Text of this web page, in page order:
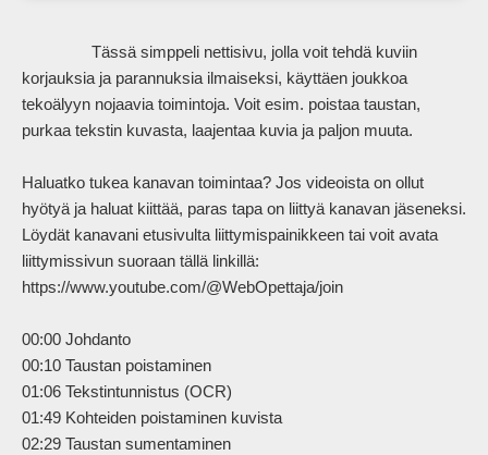
korjauksia ja parannuksia ilmaiseksi, käyttäen joukkoa
tekoälyyn nojaavia toimintoja. Voit esim. poistaa taustan,
purkaa tekstin kuvasta, laajentaa kuvia ja paljon muuta.
Haluatko tukea kanavan toimintaa? Jos videoista on ollut
hyötyä ja haluat kiittää, paras tapa on liittyä kanavan jäseneksi.
Löydät kanavani etusivulta liittymispainikkeen tai voit avata
liittymissivun suoraan tällä linkillä:
https://www.youtube.com/@WebOpettaja/join
00:00 Johdanto
00:10 Taustan poistaminen
01:06 Tekstintunnistus (OCR)
01:49 Kohteiden poistaminen kuvista
02:29 Taustan sumentaminen